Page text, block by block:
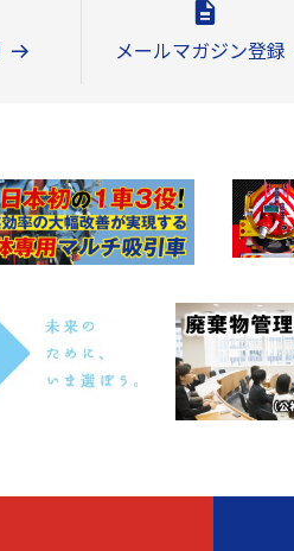
メールマガジン登録